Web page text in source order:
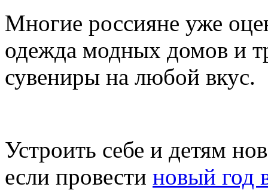
Многие россияне уже
одежда модных домов и
сувениры на любой вкус.
Устроить себе и детям
если провести новый год